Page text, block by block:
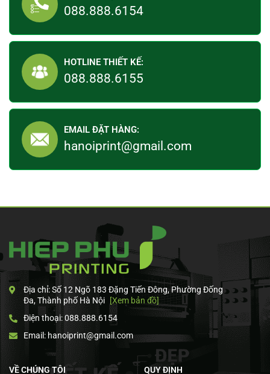
088.888.6154
HOTLINE THIẾT KẾ:
088.888.6155
EMAIL ĐẶT HÀNG:
hanoiprint@gmail.com
Địa chỉ: Số 12 Ngõ 183 Đặng Tiến Đông, Phường Đống
Đa, Thành phố Hà Nội
[Xem bản đồ]
Điện thoại: 088.888.6154
Email: hanoiprint@gmail.com
VỀ CHÚNG TÔI QUY ĐỊNH